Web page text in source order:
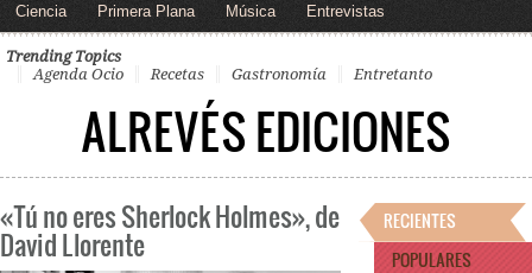
Ciencia Primera Plana Música Entrevistas
Trending Topics
Agenda Ocio
Recetas Gastronomía Entretanto
ALREVÉS EDICIONES
«Tú no eres Sherlock Holmes», de
David Llorente
RECIENTES
POPULARES